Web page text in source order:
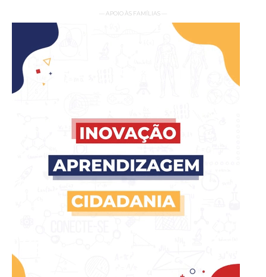
— APOIO ÀS FAMÍLIAS —